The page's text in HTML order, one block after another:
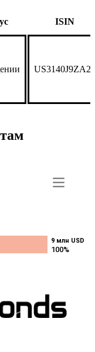
ISIN
US3140J9ZA23
9 млн USD
100%
9 млн USD
100%